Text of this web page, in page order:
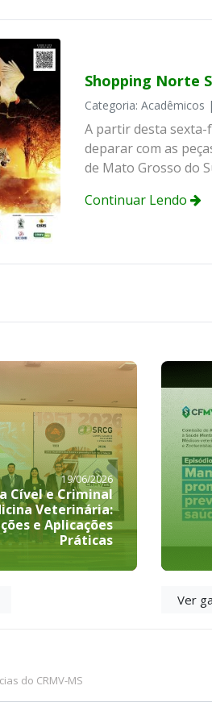
Shopping Norte
Categoria:
A partir desta sexta-
deparar com as
de Mato Grosso do
Continuar Lendo
19/06/2026
Cível e Criminal
Veterinária:
e Aplicações
Práticas
Ver
do CRMV-MS